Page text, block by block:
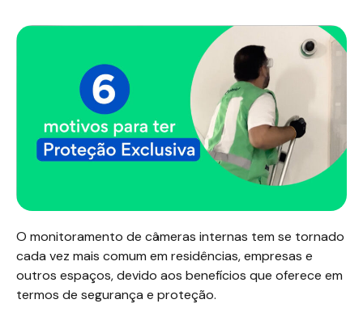
O monitoramento de câmeras internas tem se tornado
cada vez mais comum em residências, empresas e
outros espaços, devido aos benefícios que oferece em
termos de segurança e proteção.